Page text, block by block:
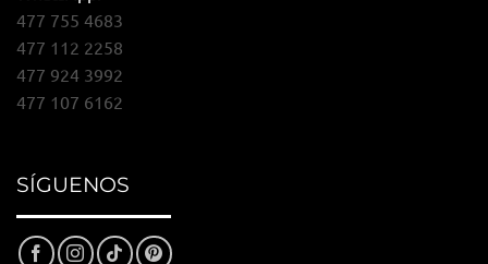
477 755 4683
477 112 2258
477 924 3992
477 107 6162
SÍGUENOS